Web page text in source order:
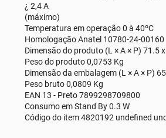
¿ 2,4 A
(máximo)
Temperatura em operação 0 à 40ºC
Homologação Anatel 10780-24-00160
Dimensão do produto (L × A × P) 71.5
Peso do produto 0,0753 Kg
Dimensão da embalagem (L × A × P)
Peso bruto 0,0809 Kg
EAN 13 - Preto 7899298709800
Consumo em Stand By 0.3 W
Código do item 4820192 undefined